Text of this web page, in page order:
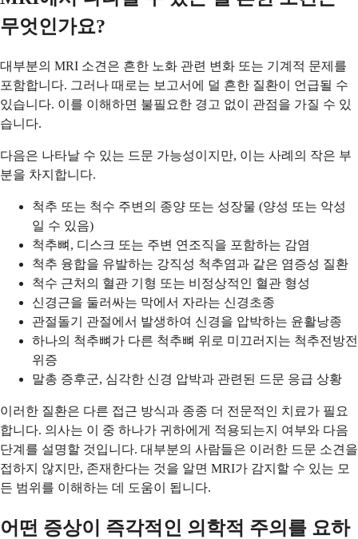
무엇인가요?
대부분의 MRI 소견은 흔한 노화 관련 변화 또는 기계적 문제를
포함합니다. 그러나 때로는 보고서에 덜 흔한 질환이 언급될 수
있습니다. 이를 이해하면 불필요한 경고 없이 관점을 가질 수 있
습니다.
다음은 나타날 수 있는 드문 가능성이지만, 이는 사례의 작은 부
분을 차지합니다.
척추 또는 척수 주변의 종양 또는 성장물 (양성 또는 악성
일 수 있음)
척추뼈, 디스크 또는 주변 연조직을 포함하는 감염
척추 융합을 유발하는 강직성 척추염과 같은 염증성 질환
척수 근처의 혈관 기형 또는 비정상적인 혈관 형성
신경근을 둘러싸는 막에서 자라는 신경초종
관절돌기 관절에서 발생하여 신경을 압박하는 윤활낭종
하나의 척추뼈가 다른 척추뼈 위로 미끄러지는 척추전방전
위증
말총 증후군, 심각한 신경 압박과 관련된 드문 응급 상황
이러한 질환은 다른 접근 방식과 종종 더 전문적인 치료가 필요
합니다. 의사는 이 중 하나가 귀하에게 적용되는지 여부와 다음
단계를 설명할 것입니다. 대부분의 사람들은 이러한 드문 소견을
접하지 않지만, 존재한다는 것을 알면 MRI가 감지할 수 있는 모
든 범위를 이해하는 데 도움이 됩니다.
어떤 증상이 즉각적인 의학적 주의를 요하